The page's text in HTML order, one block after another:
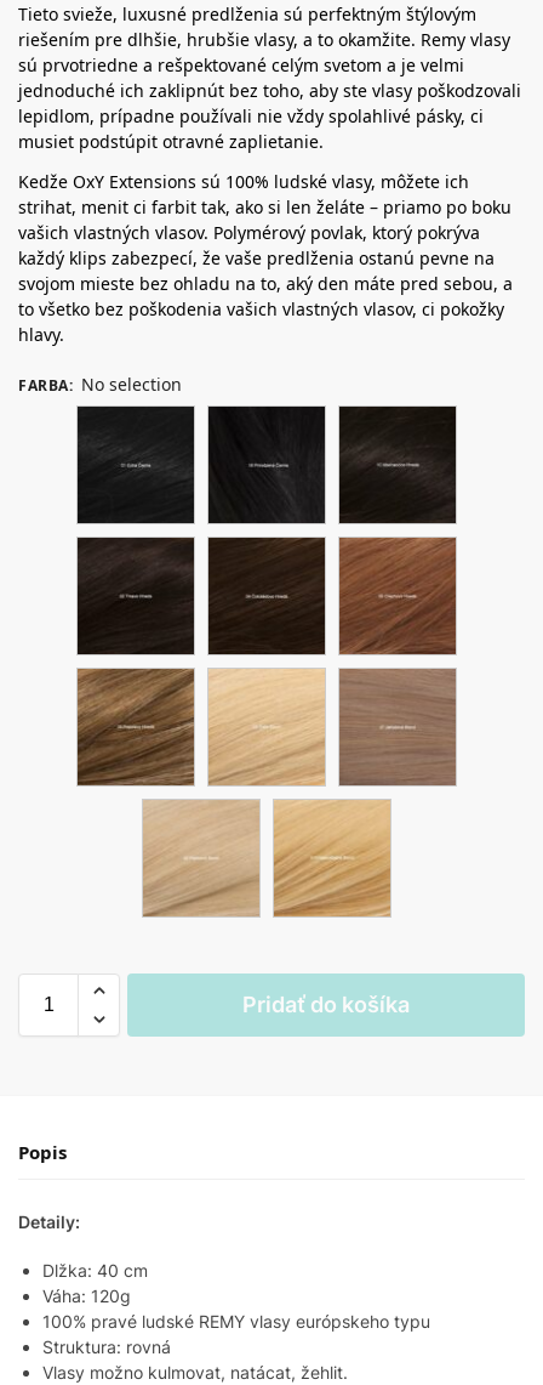
Tieto svieže, luxusné predlženia sú perfektným štýlovým
riešením pre dlhšie, hrubšie vlasy, a to okamžite. Remy vlasy
sú prvotriedne a rešpektované celým svetom a je velmi
jednoduché ich zaklipnút bez toho, aby ste vlasy poškodzovali
lepidlom, prípadne používali nie vždy spolahlivé pásky, ci
musiet podstúpit otravné zaplietanie.
Kedže OxY Extensions sú 100% ludské vlasy, môžete ich
strihat, menit ci farbit tak, ako si len želáte – priamo po boku
vašich vlastných vlasov. Polymérový povlak, ktorý pokrýva
každý klips zabezpecí, že vaše predlženia ostanú pevne na
svojom mieste bez ohladu na to, aký den máte pred sebou, a
to všetko bez poškodenia vašich vlastných vlasov, ci pokožky
hlavy.
FARBA: No selection
Pridať do košíka
Popis
Detaily:
Dlžka: 40 cm
Váha: 120g
100% pravé ludské REMY vlasy európskeho typu
Struktura: rovná
Vlasy možno kulmovat, natácat, žehlit.